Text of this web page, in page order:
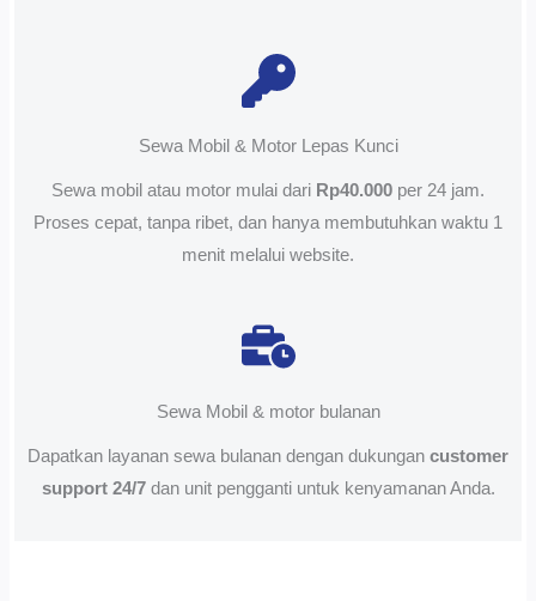
Sewa Mobil & Motor Lepas Kunci
Sewa mobil atau motor mulai dari Rp40.000 per 24 jam.
Proses cepat, tanpa ribet, dan hanya membutuhkan waktu 1
menit melalui website.
Sewa Mobil & motor bulanan
Dapatkan layanan sewa bulanan dengan dukungan customer
support 24/7dan unit pengganti untuk kenyamanan Anda.